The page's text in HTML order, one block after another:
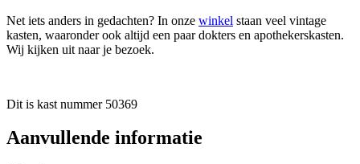
Net iets anders in gedachten? In onze winkel staan veel vintage
kasten, waaronder ook altijd een paar dokters en apothekerskasten.
Wij kijken uit naar je bezoek.
Dit is kast nummer 50369
Aanvullende informatie